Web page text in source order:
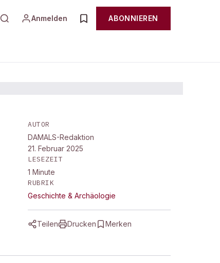
Anmelden ABONNIEREN
AUTOR
DAMALS-Redaktion
21. Februar 2025
LESEZEIT
1 Minute
RUBRIK
Geschichte & Archäologie
Teilen Drucken Merken